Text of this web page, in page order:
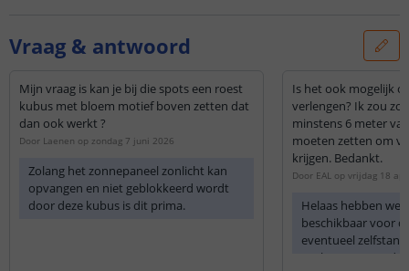
Vraag & antwoord
Mijn vraag is kan je bij die spots een roest
kubus met bloem motief boven zetten dat
dan ook werkt ?
Door Laenen op zondag 7 juni 2026
Zolang het zonnepaneel zonlicht kan
opvangen en niet geblokkeerd wordt
door deze kubus is dit prima.
Is het ook mogelijk
verlengen? Ik zou
minstens 6 meter
moeten zetten om
krijgen. Bedankt.
Door EAL op vrijdag 18
Helaas hebben we
beschikbaar voor
eventueel
proberen, maar